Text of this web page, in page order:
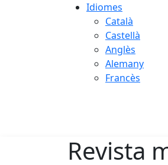
Idiomes
Català
Castellà
Anglès
Alemany
Francès
Revista